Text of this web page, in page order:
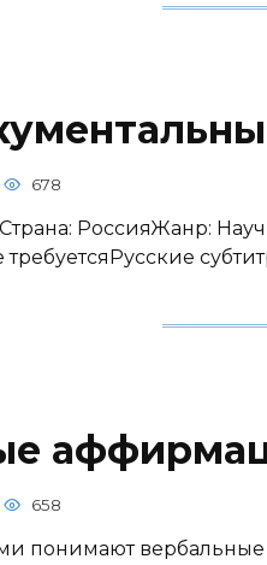
678
РоссияЖанр:
требуетсяРусские
658
понимают вербальные